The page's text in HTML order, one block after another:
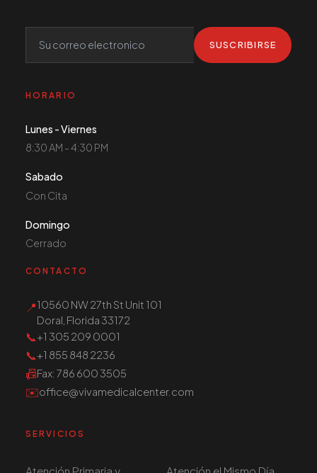
SUSCRIBIRSE
HORARIO
Lunes - Viernes
8:30 AM - 4:30 PM
Sabado
Con Cita
Domingo
Cerrado
CONTACTO
📍10560 NW 27th St Unit 101
Doral, Florida 33172
📞+1 305 209 0001
📞+1 855 848 2236
📠Fax: 786 600 3505
✉️office@vivamedicalcenter.com
SERVICIOS